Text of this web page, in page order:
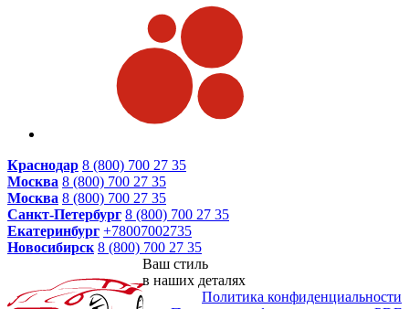
Краснодар 8 (800) 700 27 35
Москва 8 (800) 700 27 35
Москва 8 (800) 700 27 35
Санкт-Петербург 8 (800) 700 27 35
Екатеринбург +78007002735
Новосибирск 8 (800) 700 27 35
Ваш стиль
в наших деталях
Политика конфиденциальности